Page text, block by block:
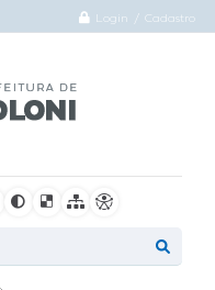
Login / Cadastro